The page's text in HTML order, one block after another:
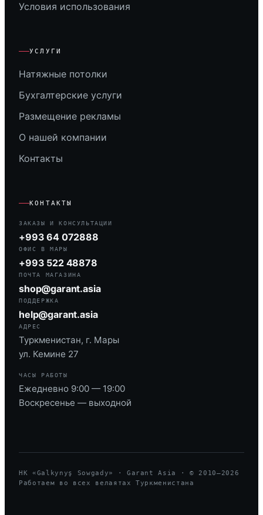
Условия использования
УСЛУГИ
Натяжные потолки
Бухгалтерские услуги
Размещение рекламы
О нашей компании
Контакты
КОНТАКТЫ
ЗАКАЗЫ И КОНСУЛЬТАЦИИ
+993 64 072888
ОФИС В МАРЫ
+993 522 48878
ПОЧТА МАГАЗИНА
shop@garant.asia
ПОДДЕРЖКА
help@garant.asia
АДРЕС
Туркменистан, г. Мары
ул. Кемине 27
ЧАСЫ РАБОТЫ
Ежедневно 9:00 — 19:00
Воскресенье — выходной
HK «Galkynyş Sowgady» · Garant Asia · © 2010—2026
Работаем во всех велаятах Туркменистана